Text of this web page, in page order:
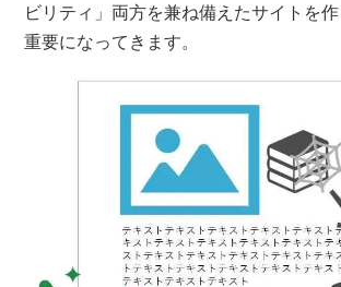
ビリティ」両方を兼ね備えたサイトを
重要になってきます。